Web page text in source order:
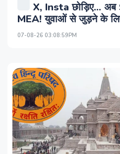
X, Insta छोड़िए… अब
MEA! युवाओं से जुड़ने के
07-08-26 03:08:59PM